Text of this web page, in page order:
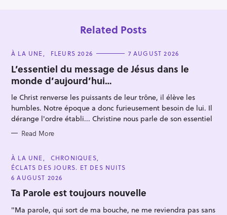
Related Posts
C
T
E
G
O
R
I
E
S
À LA UNE FLEURS 2026 7 AUGUST 2026
L’essentiel du message de Jésus dans le
monde d’aujourd’hui…
le Christ renverse les puissants de leur trône, il élève les
humbles. Notre époque a donc furieusement besoin de lui. Il
dérange l'ordre établi... Christine nous parle de son essentiel
Read More
C
A
T
E
O
R
E
À LA UNE
CHRONIQUES
ÉCLATS DES JOURS. ET DES NUITS
6 AUGUST 2026
Ta Parole est toujours nouvelle
"Ma parole, qui sort de ma bouche, ne me reviendra pas sans